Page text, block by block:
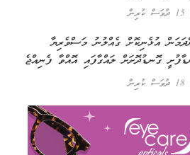
15 ދުވަސް ކުރިން
އުޅެނިކޮށް ގެއްލުނު މަސްވެރިޔާ
ގޮނޑުދޮށަށް ލައްގާފައި އޮއްވާ ފެނިއްޖެ
18 ދުވަސް ކުރިން